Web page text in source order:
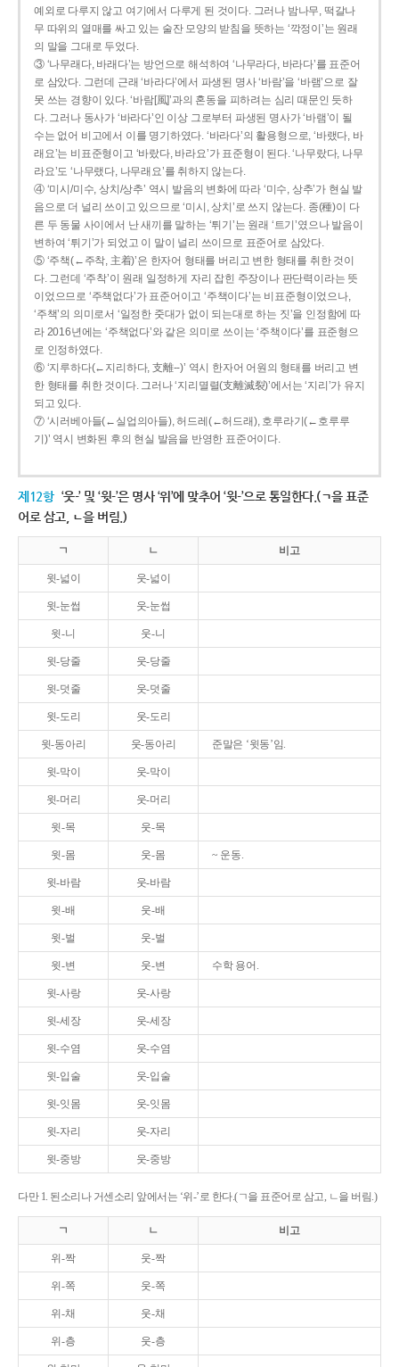
예외로 다루지 않고 여기에서 다루게 된 것이다. 그러나 밤나무, 떡갈나
무 따위의 열매를 싸고 있는 술잔 모양의 받침을 뜻하는 ‘깍정이’는 원래
의 말을 그대로 두었다.
③ ‘나무래다, 바래다’는 방언으로 해석하여 ‘나무라다, 바라다’를 표준어
로 삼았다. 그런데 근래 ‘바라다’에서 파생된 명사 ‘바람’을 ‘바램’으로 잘
못 쓰는 경향이 있다. ‘바람[風]’과의 혼동을 피하려는 심리 때문인 듯하
다. 그러나 동사가 ‘바라다’인 이상 그로부터 파생된 명사가 ‘바램’이 될
수는 없어 비고에서 이를 명기하였다. ‘바라다’의 활용형으로, ‘바랬다, 바
래요’는 비표준형이고 ‘바랐다, 바라요’가 표준형이 된다. ‘나무랐다, 나무
라요’도 ‘나무랬다, 나무래요’를 취하지 않는다.
④ ‘미시/미수, 상치/상추’ 역시 발음의 변화에 따라 ‘미수, 상추’가 현실 발
음으로 더 널리 쓰이고 있으므로 ‘미시, 상치’로 쓰지 않는다. 종(種)이 다
른 두 동물 사이에서 난 새끼를 말하는 ‘튀기’는 원래 ‘트기’였으나 발음이
변하여 ‘튀기’가 되었고 이 말이 널리 쓰이므로 표준어로 삼았다.
⑤ ‘주책(←주착, 主着)’은 한자어 형태를 버리고 변한 형태를 취한 것이
다. 그런데 ‘주착’이 원래 일정하게 자리 잡힌 주장이나 판단력이라는 뜻
이었으므로 ‘주책없다’가 표준어이고 ‘주책이다’는 비표준형이었으나,
‘주책’의 의미로서 ‘일정한 줏대가 없이 되는대로 하는 짓’을 인정함에 따
라 2016년에는 ‘주책없다’와 같은 의미로 쓰이는 ‘주책이다’를 표준형으
로 인정하였다.
⑥ ‘지루하다(←지리하다, 支離--)’ 역시 한자어 어원의 형태를 버리고 변
한 형태를 취한 것이다. 그러나 ‘지리멸렬(支離滅裂)’에서는 ‘지리’가 유지
되고 있다.
⑦ ‘시러베아들(←실업의아들), 허드레(←허드래), 호루라기(←호루루
기)’ 역시 변화된 후의 현실 발음을 반영한 표준어이다.
제12항 ‘웃-’ 및 ‘윗-’은 명사 ‘위’에 맞추어 ‘윗-’으로 통일한다.(ㄱ을 표준
어로 삼고, ㄴ을 버림.)
ㄱ ㄴ 비고
윗-넓이 웃-넓이
윗-눈썹 웃-눈썹
윗-니 웃-니
윗-당줄 웃-당줄
윗-덧줄 웃-덧줄
윗-도리 웃-도리
윗-동아리 웃-동아리 준말은 ‘윗동’임.
윗-막이 웃-막이
윗-머리 웃-머리
윗-목 웃-목
윗-몸 웃-몸 ~ 운동.
윗-바람 웃-바람
윗-배 웃-배
윗-벌 웃-벌
윗-변 웃-변 수학 용어.
윗-사랑 웃-사랑
윗-세장 웃-세장
윗-수염 웃-수염
윗-입술 웃-입술
윗-잇몸 웃-잇몸
윗-자리 웃-자리
윗-중방 웃-중방
다만 1. 된소리나 거센소리 앞에서는 ‘위-’로 한다.(ㄱ을 표준어로 삼고, ㄴ을 버림.)
ㄱ ㄴ 비고
위-짝 웃-짝
위-쪽 웃-쪽
위-채 웃-채
위-층 웃-층